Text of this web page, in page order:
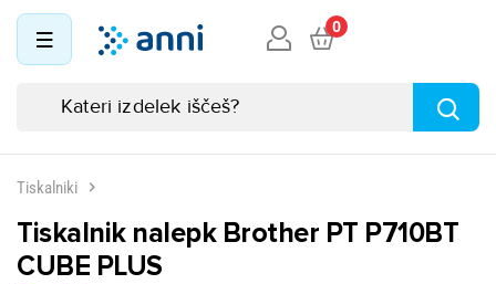
0
Tiskalniki
Tiskalnik nalepk Brother PT P710BT
CUBE PLUS